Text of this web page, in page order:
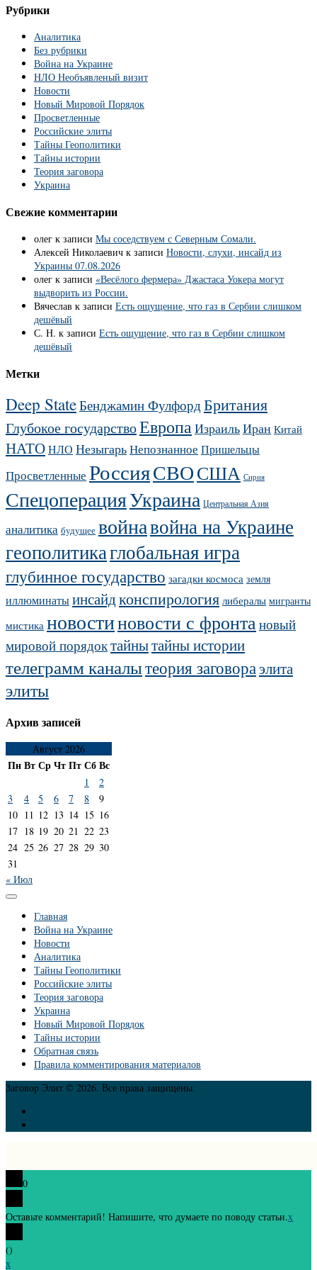
Рубрики
Аналитика
Без рубрики
Война на Украине
НЛО Необъявленый визит
Новости
Новый Мировой Порядок
Просветленные
Российские элиты
Тайны Геополитики
Тайны истории
Теория заговора
Украина
Свежие комментарии
олег к записи Мы соседствуем с Северным Сомали.
Алексей Николаевич к записи Новости, слухи, инсайд из
Украины 07.08.2026
олег к записи «Весёлого фермера» Джастаса Уокера могут
выдворить из России.
Вячеслав к записи Есть ощущение, что газ в Сербии слишком
дешёвый
С. Н. к записи Есть ощущение, что газ в Сербии слишком
дешёвый
Метки
Deep StateБенджамин ФулфордБритания
Глубокое государствоЕвропаИзраильИран Китай
НАТОНЛО НезыгарьНепознанное Пришельцы
Просветленные РоссияСВОСША Сирия
СпецоперацияУкраина Центральная Азия
аналитика будущее войнавойна на Украине
геополитикаглобальная игра
глубинное государство загадки космоса земля
иллюминатыинсайдконспирология либералы мигранты
мистика новостиновости с фронтановый
мировой порядоктайнытайны истории
телеграмм каналытеория заговораэлита
элиты
Архив записей
Август 2026
ПнВтСрЧтПтСбВс
1
2
3
4 5 6 7 8
9
10 11 12 13 14 15 16
17 18 19 20 21 22 23
24 25 26 27 28 29 30
31
« Июл
Главная
Война на Украине
Новости
Аналитика
Тайны Геополитики
Российские элиты
Теория заговора
Украина
Новый Мировой Порядок
Тайны истории
Обратная связь
Правила комментирования материалов
Заговор Элит © 2026. Все права защищены.
0
Оставьте комментарий! Напишите, что думаете по поводу статьи.x
()
x